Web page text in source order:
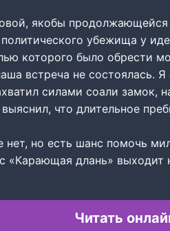
якобы
убежища у
которого было обрести
встреча не состоялась.
силами соали
что длительное
нет, но есть шанс помочь
«Карающая длань» выходит
Читать